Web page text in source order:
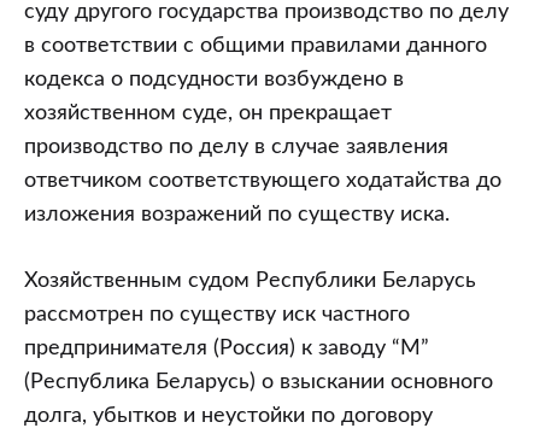
суду другого государства производство по делу
в соответствии с общими правилами данного
кодекса о подсудности возбуждено в
хозяйственном суде, он прекращает
производство по делу в случае заявления
ответчиком соответствующего ходатайства до
изложения возражений по существу иска.
Хозяйственным судом Республики Беларусь
рассмотрен по существу иск частного
предпринимателя (Россия) к заводу “М”
(Республика Беларусь) о взыскании основного
долга, убытков и неустойки по договору